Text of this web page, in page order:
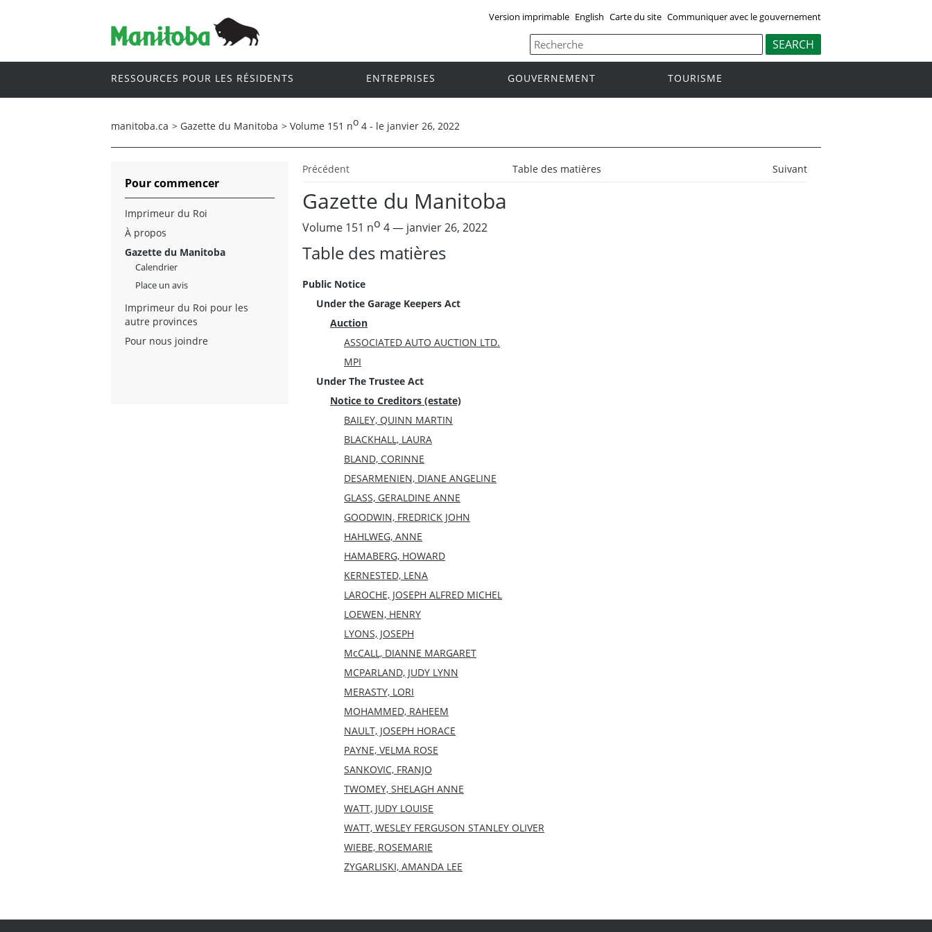
Version imprimable English Carte du site Communiquer avec le gouvernement
RESSOURCES POUR LES RÉSIDENTS ENTREPRISES GOUVERNEMENT TOURISME
manitoba.ca > Gazette du Manitoba > Volume 151 no 4 - le janvier 26, 2022
Précédent Table des matières Suivant
Gazette du Manitoba
Volume 151 no 4 — janvier 26, 2022
Table des matières
Public Notice
Under the Garage Keepers Act
Auction
ASSOCIATED AUTO AUCTION LTD.
MPI
Under The Trustee Act
Notice to Creditors (estate)
BAILEY, QUINN MARTIN
BLACKHALL, LAURA
BLAND, CORINNE
DESARMENIEN, DIANE ANGELINE
GLASS, GERALDINE ANNE
GOODWIN, FREDRICK JOHN
HAHLWEG, ANNE
HAMABERG, HOWARD
KERNESTED, LENA
LAROCHE, JOSEPH ALFRED MICHEL
LOEWEN, HENRY
LYONS, JOSEPH
McCALL, DIANNE MARGARET
MCPARLAND, JUDY LYNN
MERASTY, LORI
MOHAMMED, RAHEEM
NAULT, JOSEPH HORACE
PAYNE, VELMA ROSE
SANKOVIC, FRANJO
TWOMEY, SHELAGH ANNE
WATT, JUDY LOUISE
WATT, WESLEY FERGUSON STANLEY OLIVER
WIEBE, ROSEMARIE
ZYGARLISKI, AMANDA LEE
Pour commencer
Imprimeur du Roi
À propos
Gazette du Manitoba
Calendrier
Place un avis
Imprimeur du Roi pour les
autre provinces
Pour nous joindre